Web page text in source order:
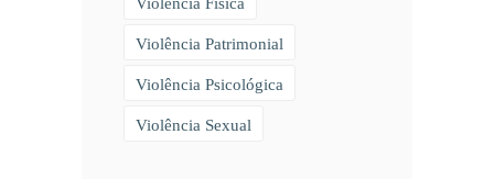
Violência Patrimonial
Violência Psicológica
Violência Sexual